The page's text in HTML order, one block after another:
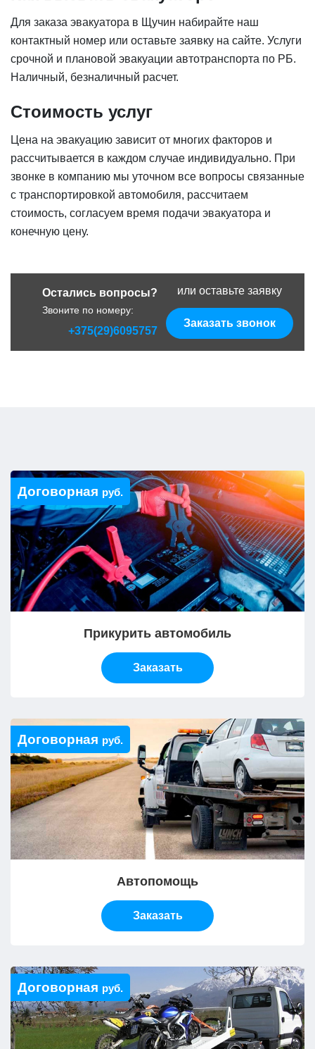
Для заказа эвакуатора в Щучин набирайте наш
контактный номер или оставьте заявку на сайте. Услуги
срочной и плановой эвакуации автотранспорта по РБ.
Наличный, безналичный расчет.
Стоимость услуг
Цена на эвакуацию зависит от многих факторов и
рассчитывается в каждом случае индивидуально. При
звонке в компанию мы уточном все вопросы связанные
с транспортировкой автомобиля, рассчитаем
стоимость, согласуем время подачи эвакуатора и
конечную цену.
Остались вопросы?
Звоните по номеру:
+375(29)6095757
или оставьте заявку
Заказать звонок
Договорная руб.
Прикурить автомобиль
Заказать
Договорная руб.
Автопомощь
Заказать
Договорная руб.